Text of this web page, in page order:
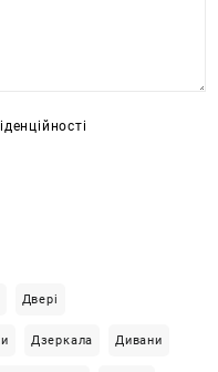
Двері
Дзеркала Дивани